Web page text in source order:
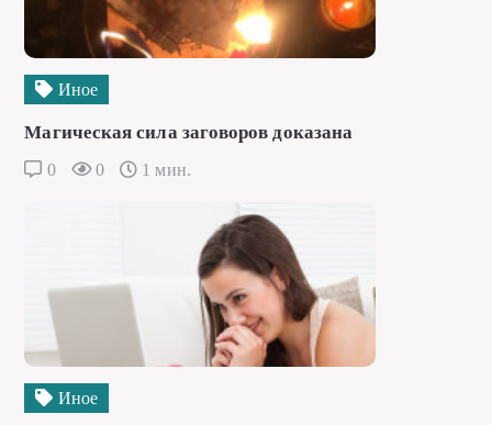
Иное
Магическая сила заговоров доказана
0 0 1 мин.
Иное